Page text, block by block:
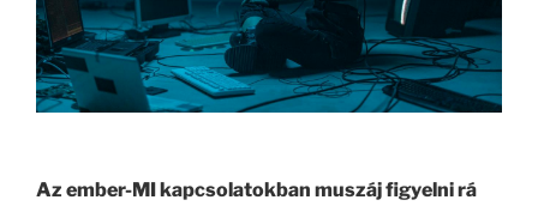
Az ember-MI kapcsolatokban muszáj figyelni rá